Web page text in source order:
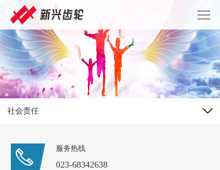
社会责任
服务热线
023-68342638